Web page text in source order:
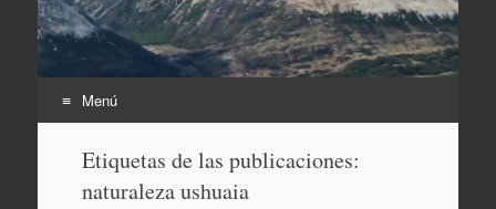
Menú
contenido
Etiquetas de las publicaciones:
naturaleza ushuaia